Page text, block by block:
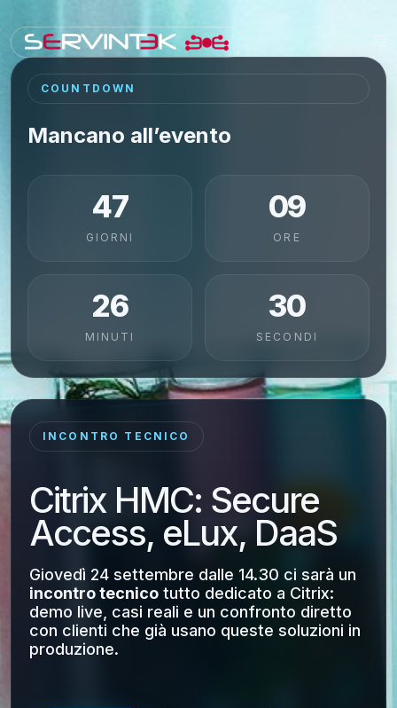
COUNTDOWN
Mancano all’evento
47
GIORNI
09
ORE
26
MINUTI
29
SECONDI
INCONTRO TECNICO
Citrix HMC: Secure
Access, eLux, DaaS
Giovedì 24 settembre dalle 14.30 ci sarà un
incontro tecnico tutto dedicato a Citrix:
demo live, casi reali e un confronto diretto
con clienti che già usano queste soluzioni in
produzione.